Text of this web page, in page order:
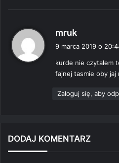
mruk
z
e
9 marca 2019 o
kurde nie czytalem
fajnej tasmie oby jaj
Zaloguj się, aby
DODAJ KOMENTARZ